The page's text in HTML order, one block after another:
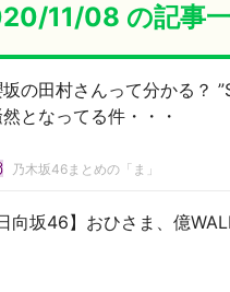
11/08 の記事
田村さんって分かる？ ”SR 58,000人“で軽々と与田ちゃん超えてて
となってる件・・・
乃木坂46まとめの「ま」
日向坂46】おひさま、億